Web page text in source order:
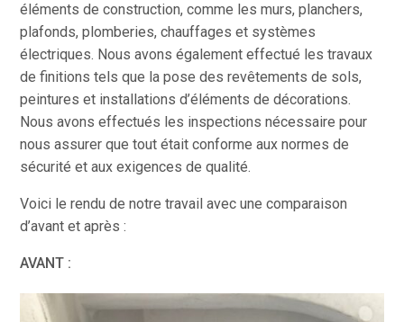
éléments de construction, comme les murs, planchers,
plafonds, plomberies, chauffages et systèmes
électriques. Nous avons également effectué les travaux
de finitions tels que la pose des revêtements de sols,
peintures et installations d’éléments de décorations.
Nous avons effectués les inspections nécessaire pour
nous assurer que tout était conforme aux normes de
sécurité et aux exigences de qualité.
Voici le rendu de notre travail avec une comparaison
d’avant et après :
AVANT :